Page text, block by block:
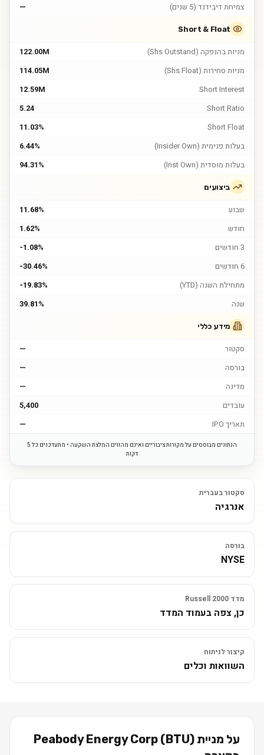
צמיחת דיבידנד (5 שנים)
—
Short & Float
מניות בהנפקה (Shs Outstand)
122.00M
מניות סחירות (Shs Float)
114.05M
Short Interest
12.59M
Short Ratio
5.24
Short Float
11.03%
בעלות פנימית (Insider Own)
6.44%
בעלות מוסדית (Inst Own)
94.31%
ביצועים
שבוע
11.68%
חודש
1.62%
3 חודשים
-1.08%
6 חודשים
-30.46%
מתחילת השנה (YTD)
-19.83%
שנה
39.81%
מידע כללי
סקטור
—
בורסה
—
מדינה
—
עובדים
5,400
תאריך IPO
—
הנתונים מבוססים על מקורות ציבוריים ואינם מהווים המלצת השקעה • מתעדכנים כל 5
דקות
סקטור בעברית
אנרגיה
בורסה
NYSE
מדד Russell 2000
כן, צפה בעמוד המדד
קיצור לניתוח
השוואות וכלים
על מניית Peabody Energy Corp (BTU)